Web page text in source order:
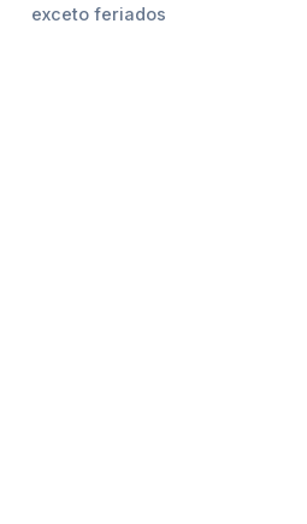
exceto feriados